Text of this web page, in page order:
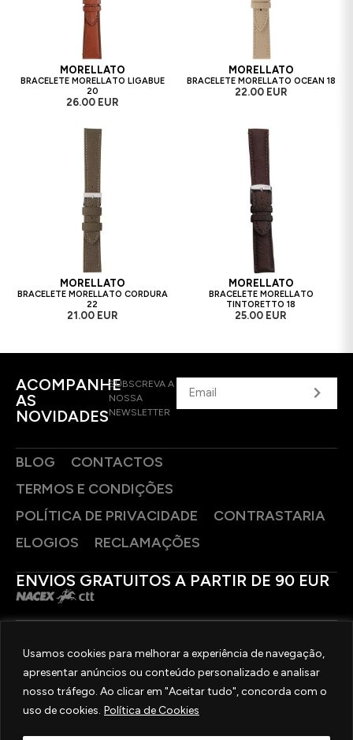
Usamos cookies para melhorar a experiência de navegação,
apresentar anúncios ou conteúdo personalizado e analisar
nosso tráfego. Ao clicar em "Aceitar tudo", concorda com o
uso de cookies. Política de Cookies
MORELLATO
BRACELETE MORELLATO LIGABUE
20
26.00 EUR
MORELLATO
BRACELETE MORELLATO OCEAN 18
22.00 EUR
MORELLATO
BRACELETE MORELLATO CORDURA
22
21.00 EUR
MORELLATO
BRACELETE MORELLATO
TINTORETTO 18
25.00 EUR
ACOMPANHE
AS
NOVIDADES
SUBSCREVA A
NOSSA
NEWSLETTER
BLOG
CONTACTOS
TERMOS E CONDIÇÕES
POLÍTICA DE PRIVACIDADE
CONTRASTARIA
ELOGIOS
RECLAMAÇÕES
ENVIOS GRATUITOS A PARTIR DE 90 EUR
SIGA-NOS
2025 © OURIVESARIA FRADIZELA